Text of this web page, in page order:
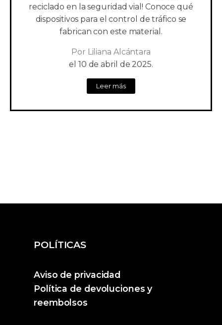
reciclado en la seguridad vial! Conoce qué
dispositivos para el control de tráfico se
fabrican con este material.
Por Liliana Alcántara
el 10 de abril de 2025.
Leer más
POLÍTICAS
Aviso de privacidad
Política de devoluciones y
reembolsos